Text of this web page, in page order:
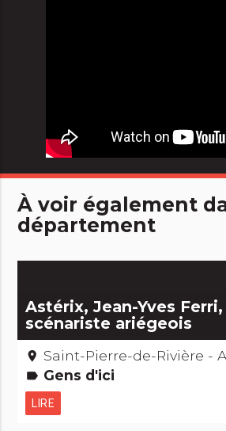
À voir également
département
Astérix, Jean-Yves
scénariste ariégeois
place Saint-Pierre-de-Rivière -
label Gens d'ici
LIRE